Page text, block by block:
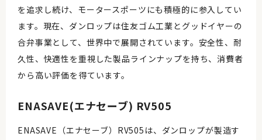
を追求し続け、モータースポーツにも積極的に参入してい
ます。現在、ダンロップは住友ゴム工業とグッドイヤーの
合弁事業として、世界中で展開されています。安全性、耐
久性、快適性を重視した製品ラインナップを持ち、消費者
から高い評価を得ています。
ENASAVE(エナセーブ) RV505
ENASAVE（エナセーブ）RV505は、ダンロップが製造す